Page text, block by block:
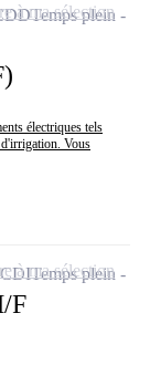
électriques tels
Vous
Temps plein
à ma sélection
F
CDITemps plein
à ma sélection